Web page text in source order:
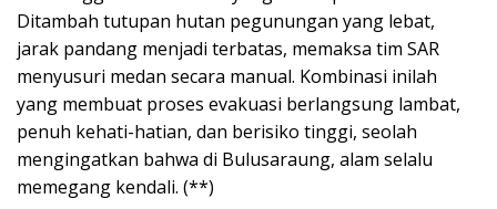
Ditambah tutupan hutan pegunungan yang lebat,
jarak pandang menjadi terbatas, memaksa tim SAR
menyusuri medan secara manual. Kombinasi inilah
yang membuat proses evakuasi berlangsung lambat,
penuh kehati-hatian, dan berisiko tinggi, seolah
mengingatkan bahwa di Bulusaraung, alam selalu
memegang kendali. (**)